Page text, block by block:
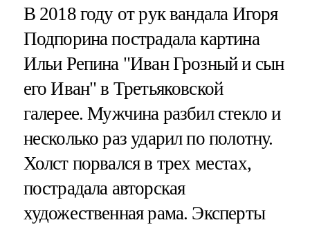
В 2018 году от рук вандала Игоря
Подпорина пострадала картина
Ильи Репина "Иван Грозный и сын
его Иван" в Третьяковской
галерее. Мужчина разбил стекло и
несколько раз ударил по полотну.
Холст порвался в трех местах,
пострадала авторская
художественная рама. Эксперты